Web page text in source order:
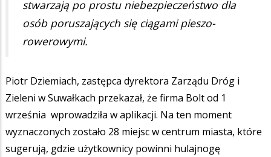
stwarzają po prostu niebezpieczeństwo dla
osób poruszających się ciągami pieszo-
rowerowymi.
Piotr Dziemiach, zastępca dyrektora Zarządu Dróg i
Zieleni w Suwałkach przekazał, że firma Bolt od 1
września wprowadziła w aplikacji. Na ten moment
wyznaczonych zostało 28 miejsc w centrum miasta, które
sugerują, gdzie użytkownicy powinni hulajnogę